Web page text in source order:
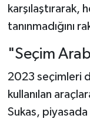
karşılaştırarak,
tanınmadığını
"Seçim
2023 seçimleri
kullanılan
Sukas, piyasada